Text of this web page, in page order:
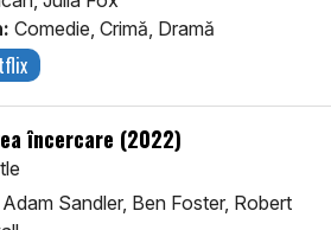
Comedie, Crimă, Dramă
încercare (2022)
Adam Sandler, Ben Foster, Robert